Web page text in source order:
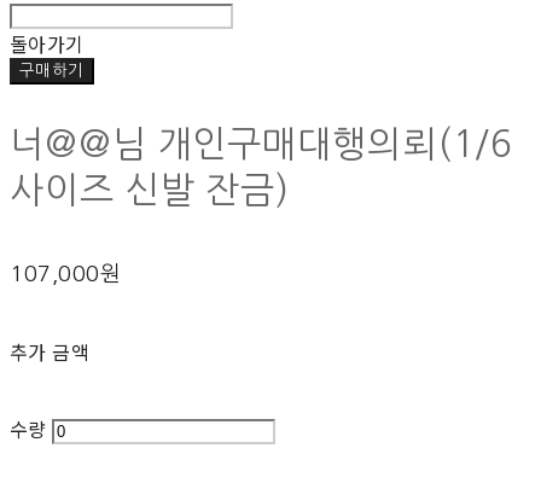
돌아가기
구매하기
너@@님 개인구매대행의뢰(1/6
사이즈 신발 잔금)
107,000원
추가 금액
수량